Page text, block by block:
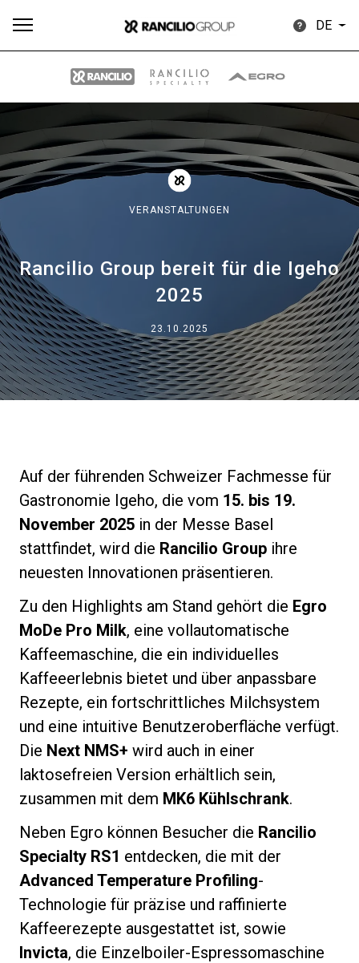
DE
VERANSTALTUNGEN
Rancilio Group bereit für die Igeho
2025
23.10.2025
Auf der führenden Schweizer Fachmesse für
Gastronomie Igeho, die vom 15. bis 19.
November 2025 in der Messe Basel
stattfindet, wird die Rancilio Group ihre
neuesten Innovationen präsentieren.
Zu den Highlights am Stand gehört die Egro
MoDe Pro Milk, eine vollautomatische
Kaffeemaschine, die ein individuelles
Kaffeeerlebnis bietet und über anpassbare
Rezepte, ein fortschrittliches Milchsystem
und eine intuitive Benutzeroberfläche verfügt.
Die Next NMS+ wird auch in einer
laktosefreien Version erhältlich sein,
zusammen mit dem MK6 Kühlschrank.
Neben Egro können Besucher die Rancilio
Specialty RS1 entdecken, die mit der
Advanced Temperature Profiling-
Technologie für präzise und raffinierte
Kaffeerezepte ausgestattet ist, sowie
Invicta, die Einzelboiler-Espressomaschine
Produkte Nachrichten Herunterladen
Our brands
Gruppe
Nachrichten
Unsere Labore
Nachhaltigkeit
Connect
Kontaktieren Sie uns
Datenschutzerklärung